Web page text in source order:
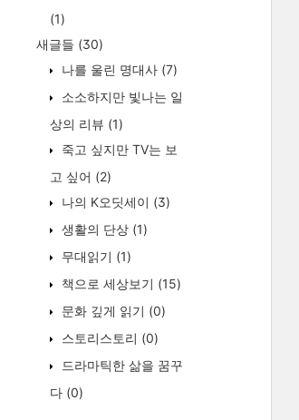
(1)
새글들 (30)
나를 울린 명대사 (7)
소소하지만 빛나는 일
상의 리뷰 (1)
죽고 싶지만 TV는 보
고 싶어 (2)
나의 K오딧세이 (3)
생활의 단상 (1)
무대읽기 (1)
책으로 세상보기 (15)
문화 깊게 읽기 (0)
스토리스토리 (0)
드라마틱한 삶을 꿈꾸
다 (0)